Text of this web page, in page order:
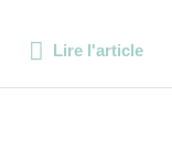
Lire l'article